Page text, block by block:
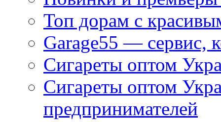
Топ дорам с
Garage55 — сервис,
Сигареты оптом
Сигареты оптом
предпринимателей